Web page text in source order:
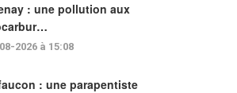
: une pollution aux
2026 à 15:08
: une parapentiste